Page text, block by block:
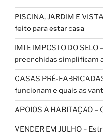
PISCINA, JARDIM E
feito para estar casa
IMI E IMPOSTO DO
preenchidas simplificam
CASAS PRÉ-
funcionam e quais as
APOIOS À HABITAÇÃO
VENDER EM JULHO –